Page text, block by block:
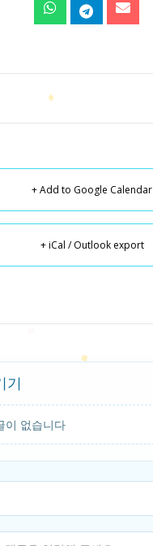
+ Add to Google Calendar
+ iCal / Outlook export
기
이 없습니다